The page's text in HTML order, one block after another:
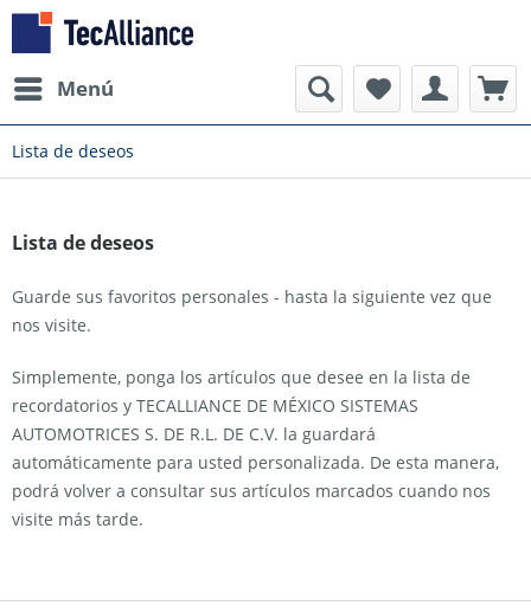
Menú
Lista de deseos
Lista de deseos
Guarde sus favoritos personales - hasta la siguiente vez que
nos visite.
Simplemente, ponga los artículos que desee en la lista de
recordatorios y TECALLIANCE DE MÉXICO SISTEMAS
AUTOMOTRICES S. DE R.L. DE C.V. la guardará
automáticamente para usted personalizada. De esta manera,
podrá volver a consultar sus artículos marcados cuando nos
visite más tarde.